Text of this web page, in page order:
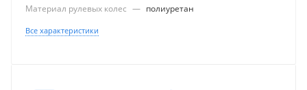
Материал рулевых колес — полиуретан
Все характеристики